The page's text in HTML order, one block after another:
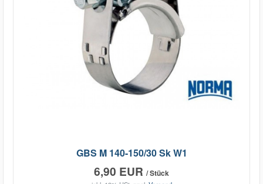
GBS M 140-150/30 Sk W1
6,90 EUR / Stück